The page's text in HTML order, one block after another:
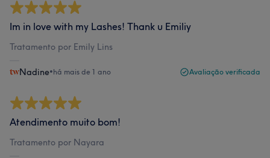
Im in love with my Lashes! Thank u Emiliy
Tratamento por Emily Lins
Nadine•há mais de 1 ano Avaliação verificada
Atendimento muito bom!
Tratamento por Nayara